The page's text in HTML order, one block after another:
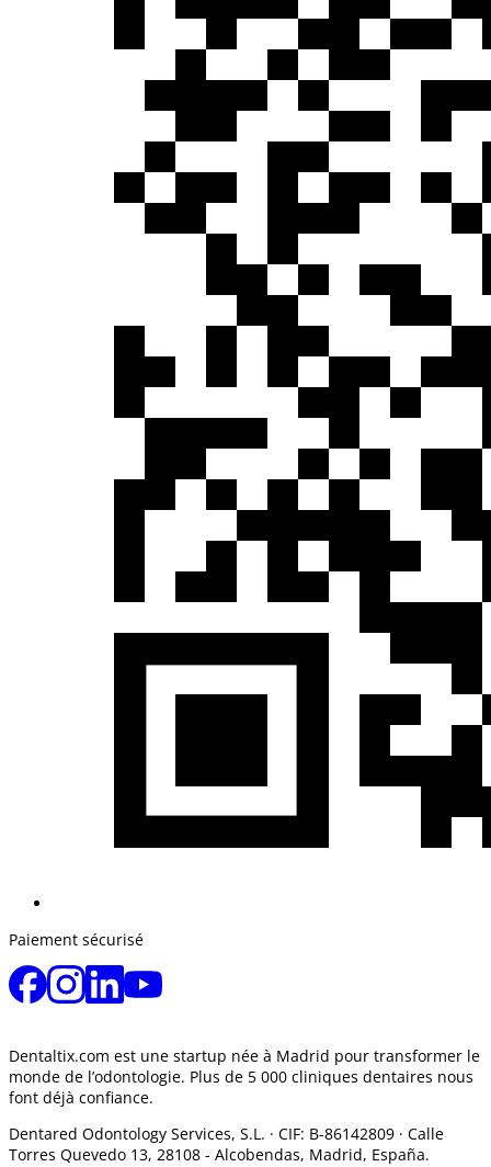
Paiement sécurisé
Dentaltix.com est une startup née à Madrid pour transformer le
monde de l’odontologie. Plus de 5 000 cliniques dentaires nous
font déjà confiance.
Dentared Odontology Services, S.L. · CIF: B-86142809 · Calle
Torres Quevedo 13, 28108 - Alcobendas, Madrid, España.